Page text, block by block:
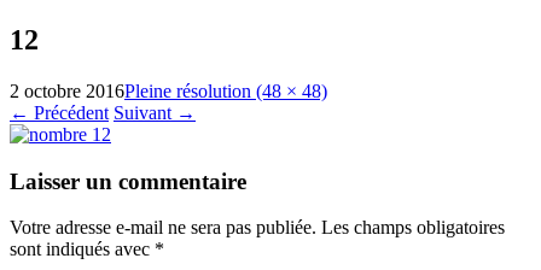
12
2 octobre 2016Pleine résolution (48 × 48)
← Précédent Suivant →
Laisser un commentaire
Votre adresse e-mail ne sera pas publiée. Les champs obligatoires
sont indiqués avec *